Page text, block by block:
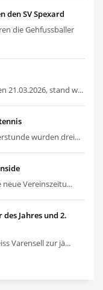
den SV Spexard
die Gehfussballer
21.03.2026, stand w...
wurden drei...
Vereinszeitu...
Jahres und 2.
Varensell zur jä...